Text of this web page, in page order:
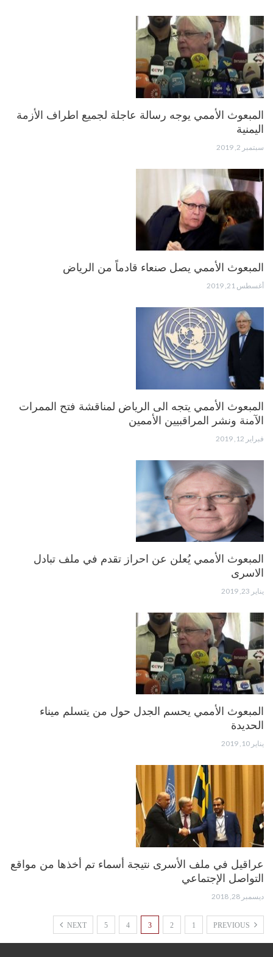
المبعوث الأممي يوجه رسالة عاجلة لجميع اطراف الأزمة
اليمنية
سبتمبر 2, 2019
المبعوث الأممي يصل صنعاء قادماً من الرياض
أغسطس 21, 2019
المبعوث الأممي يتجه الى الرياض لمناقشة فتح الممرات
الآمنة ونشر المراقبيين الأممين
فبراير 12, 2019
المبعوث الأممي يُعلن عن احراز تقدم في ملف تبادل
الاسرى
يناير 23, 2019
المبعوث الأممي يحسم الجدل حول من يتسلم ميناء
الحديدة
يناير 10, 2019
عراقيل في ملف الأسرى نتيجة أسماء تم أخذها من مواقع
التواصل الإجتماعي
ديسمبر 28, 2018
1
2
3
4
5
NEXT